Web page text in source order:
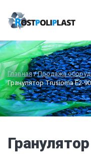
Главная/Продажа
Гранулятор Trusioma E2-90